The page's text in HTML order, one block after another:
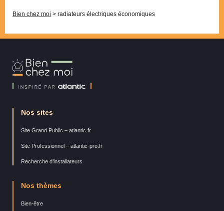
Bien chez moi > radiateurs électriques économiques
Bien
Chez
Nos sites
Site Grand Public – atlantic.fr
Site Professionnel – atlantic-pro.fr
Recherche d’installateurs
Nos thèmes
Bien-être